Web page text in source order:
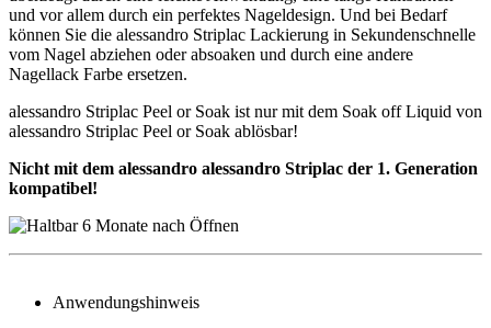
und vor allem durch ein perfektes Nageldesign. Und bei Bedarf
können Sie die alessandro Striplac Lackierung in Sekundenschnelle
vom Nagel abziehen oder absoaken und durch eine andere
Nagellack Farbe ersetzen.
alessandro Striplac Peel or Soak ist nur mit dem Soak off Liquid von
alessandro Striplac Peel or Soak ablösbar!
Nicht mit dem alessandro alessandro Striplac der 1. Generation
kompatibel!
Anwendungshinweis